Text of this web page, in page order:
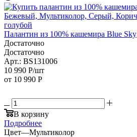
Палантин из 100% кашемира Blue Sky
Достаточно
Достаточно
Арт.: BS131006
10 990 Р/шт
от 10 990 Р
В корзину
Подробнее
Цвет—Мультиколор